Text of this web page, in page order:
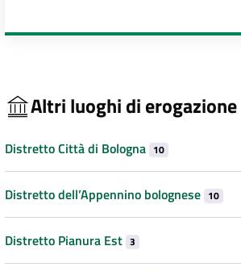
Altri luoghi di erogazione
Distretto Città di Bologna 10
Distretto dell’Appennino bolognese 10
Distretto Pianura Est 3